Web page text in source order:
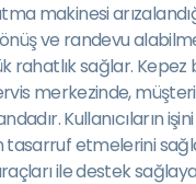
makinesi
ve randevu
rahatlık sağlar.
merkezinde,
Kullanıcıların
tasarruf etmelerini
ile destek